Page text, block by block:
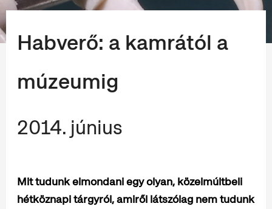
Habverő: a kamrától a
múzeumig
2014. június
Mit tudunk elmondani egy olyan, közelmúltbeli
hétköznapi tárgyról, amiről látszólag nem tudunk